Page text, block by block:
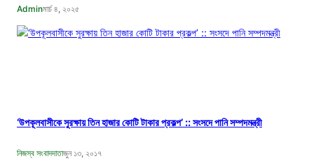
Adminমার্চ ৪, ২০২৫
‘উপকূলবাসীকে সুরক্ষায় তিন হাজার কোটি টাকার প্রকল্প’ :: সংসদে পানি সম্পদমন্ত্রী
নিজস্ব সংবাদদাতাজুন ১৩, ২০১৭